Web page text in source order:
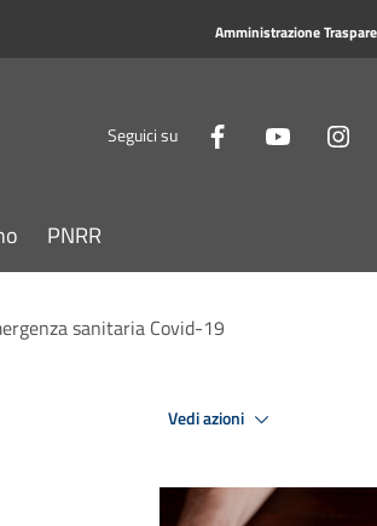
Amministrazione
Seguici su
PNRR
sanitaria Covid-19
Vedi azioni